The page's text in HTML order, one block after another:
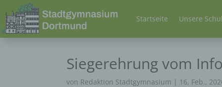
Startseite Unsere
Siegerehrung vom
von Redaktion Stadtgymnasium | 16, Feb.,